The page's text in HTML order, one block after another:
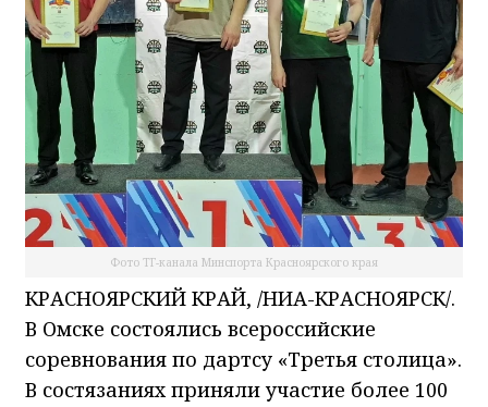
Фото ТГ-канала Минспорта Красноярского края
КРАСНОЯРСКИЙ КРАЙ, /НИА-КРАСНОЯРСК/.
В Омске состоялись всероссийские
соревнования по дартсу «Третья столица».
В состязаниях приняли участие более 100